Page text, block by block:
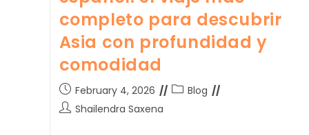
completo para descubrir
Asia con profundidad y
comodidad
February 4, 2026
Blog
Shailendra Saxena